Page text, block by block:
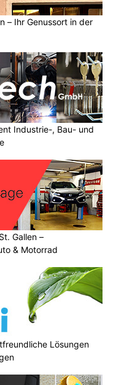
– Ihr Genussort in der
Industrie-, Bau- und
Gallen –
& Motorrad
Lösungen